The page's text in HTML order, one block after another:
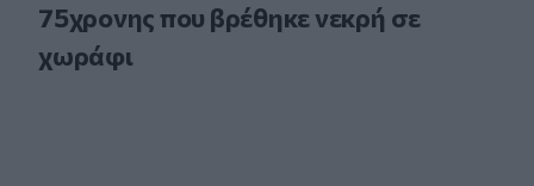
75χρονης που βρέθηκε νεκρή σε
χωράφι